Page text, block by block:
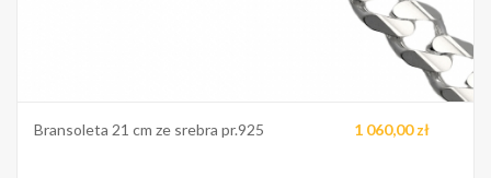
Bransoleta 21 cm ze srebra pr.925 1 060,00 zł